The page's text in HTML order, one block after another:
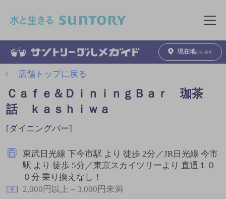
メニュ
現在地から探す
店舗トップに戻る
Ｃａｆｅ＆ＤｉｎｉｎｇＢａｒ 珈茶
話 ｋａｓｈｉｗａ
[ダイニングバー]
東武日光線 下今市駅 より 徒歩 2分／JR日光線 今市
駅 より 徒歩 5分／東京スカイツリーより 直通１０
０分 乗り換えなし！
2,000円以上～3,000円未満